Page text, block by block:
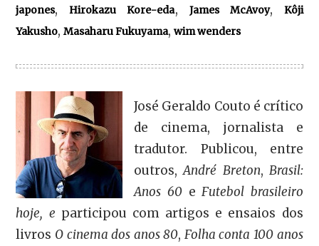
japones,Hirokazu Kore-eda, James McAvoy,
Kôji
Yakusho,Masaharu Fukuyama,wim wenders
José Geraldo Couto é crítico
de cinema, jornalista e
tradutor. Publicou, entre
outros,André Breton, Brasil:
Anos 60eFutebol brasileiro
hoje, e participou com artigos e ensaios dos
livros O cinema dos anos 80, Folha conta 100 anos